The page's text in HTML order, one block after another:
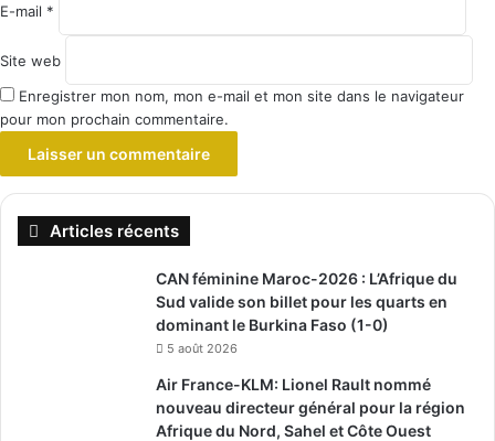
E-mail *
Site web
Enregistrer mon nom, mon e-mail et mon site dans le navigateur
pour mon prochain commentaire.
Articles récents
CAN féminine Maroc-2026 : L’Afrique du
Sud valide son billet pour les quarts en
dominant le Burkina Faso (1-0)
5 août 2026
Air France-KLM: Lionel Rault nommé
nouveau directeur général pour la région
Afrique du Nord, Sahel et Côte Ouest